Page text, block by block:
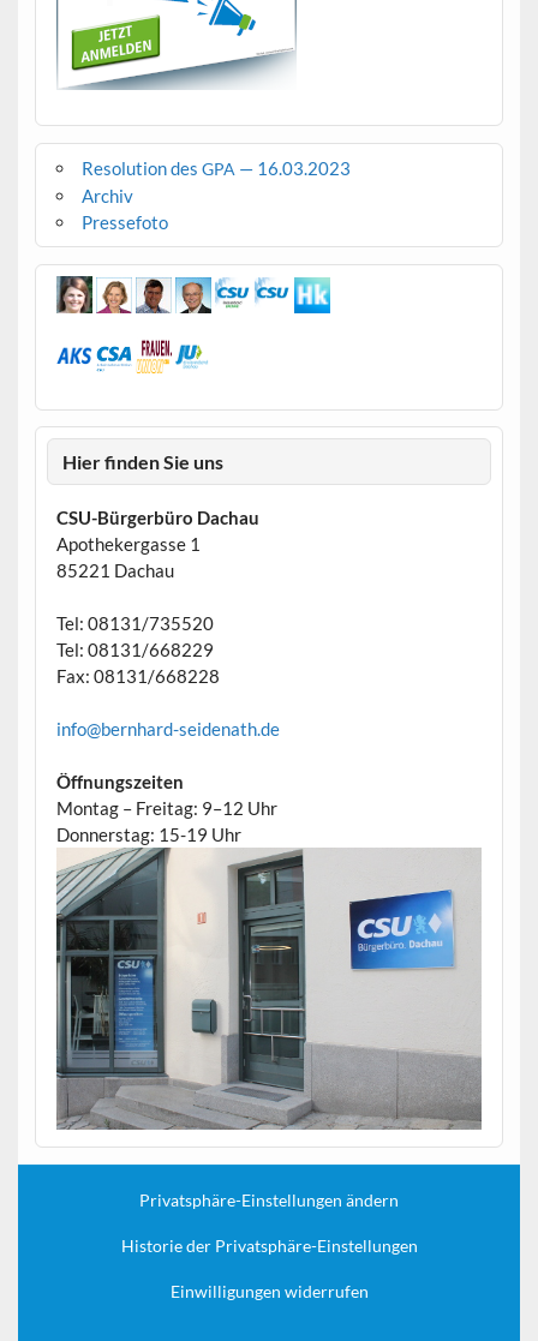
Resolution des GPA — 16.03.2023
Archiv
Pressefoto
Hier finden Sie uns
CSU-Bürgerbüro Dachau
Apothekergasse 1
85221 Dachau
Tel: 08131/735520
Tel: 08131/668229
Fax: 08131/668228
info@bernhard-seidenath.de
Öffnungszeiten
Montag – Freitag: 9–12 Uhr
Donnerstag: 15-19 Uhr
Privatsphäre-Einstellungen ändern
Historie der Privatsphäre-Einstellungen
Einwilligungen widerrufen